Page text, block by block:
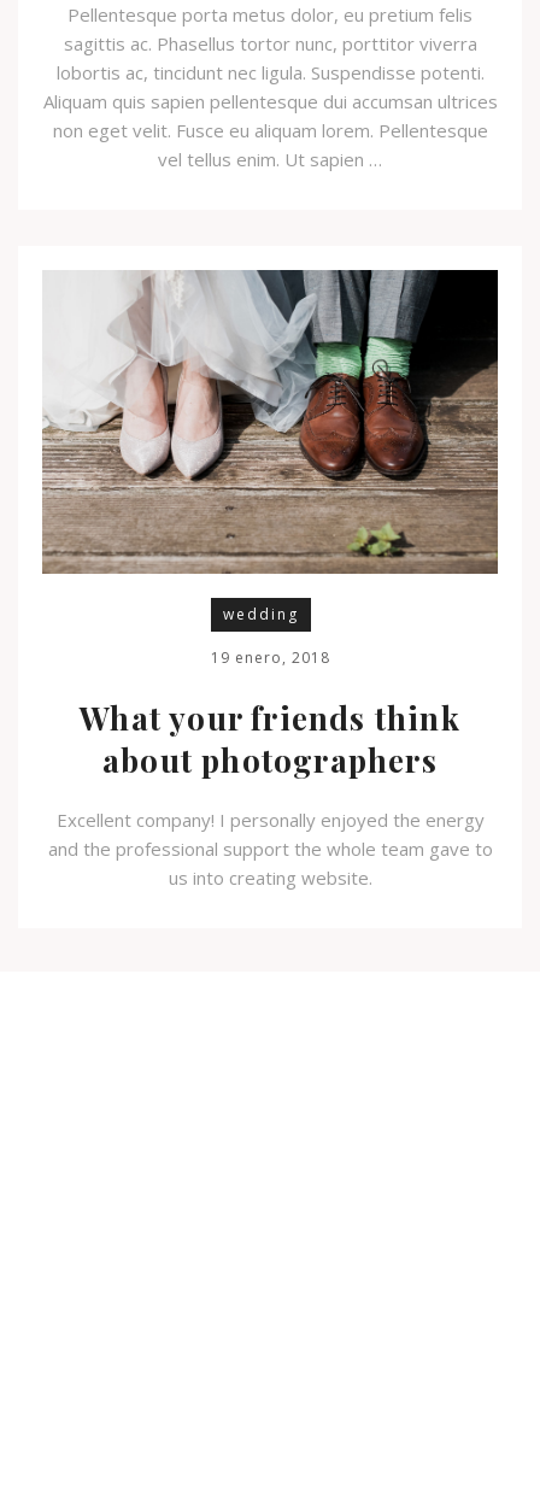
Pellentesque porta metus dolor, eu pretium felis
sagittis ac. Phasellus tortor nunc, porttitor viverra
lobortis ac, tincidunt nec ligula. Suspendisse potenti.
Aliquam quis sapien pellentesque dui accumsan ultrices
non eget velit. Fusce eu aliquam lorem. Pellentesque
vel tellus enim. Ut sapien …
wedding
19 enero, 2018
What your friends think
about photographers
Excellent company! I personally enjoyed the energy
and the professional support the whole team gave to
us into creating website.